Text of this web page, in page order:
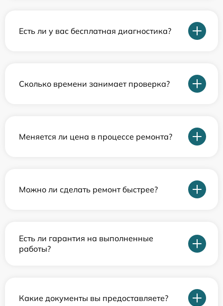
Есть ли у вас бесплатная диагностика?
Сколько времени занимает проверка?
Меняется ли цена в процессе ремонта?
Можно ли сделать ремонт быстрее?
Есть ли гарантия на выполненные
работы?
Какие документы вы предоставляете?